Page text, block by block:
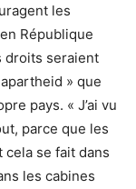
les
République
droits seraient
» que
pays. « J’ai vu
parce que les
se fait dans
les cabines